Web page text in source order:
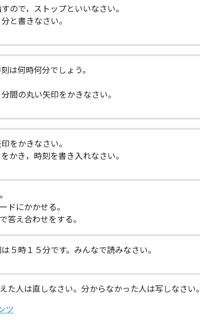
ので，ストップといいなさい。
と書きなさい。
は何時何分でしょう。
間の丸い矢印をかきなさい。
をかきなさい。
かき，時刻を書き入れなさい。
ドにかかせる。
答え合わせをする。
５時１５分です。みんなで読みなさい。
人は直しなさい。分からなかった人は写しなさい。
ツ